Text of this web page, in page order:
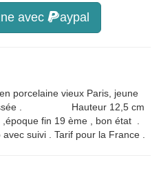
avec aypal
porcelaine vieux Paris, jeune
cassée . Hauteur 12,5 cm
fin 19 ème , bon état .
suivi . Tarif pour la France .